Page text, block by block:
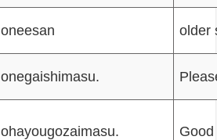
oneesan older
onegaishimasu.
ohayougozaimasu.